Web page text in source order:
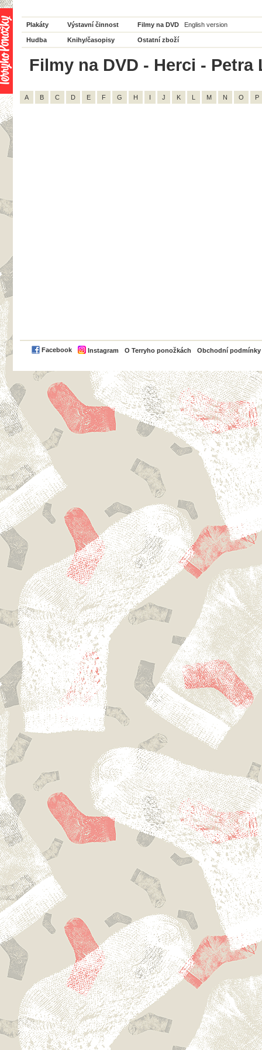
Plakáty Výstavní činnost Filmy na DVD English version
Hudba Knihy/časopisy Ostatní zboží
Filmy na DVD - Herci -
A B C D E F G H I J K L M N O P
Facebook Instagram O Terryho ponožkách Obchodní podmínky
PayPal